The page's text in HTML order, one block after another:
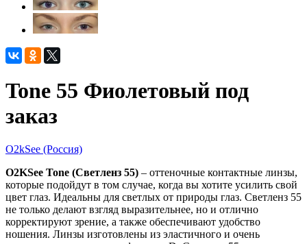
Tone 55 Фиолетовый под
заказ
O2kSee (Россия)
O2KSee Tone (Светленз 55) – оттеночные контактные линзы,
которые подойдут в том случае, когда вы хотите усилить свой
цвет глаз. Идеальны для светлых от природы глаз. Светленз 55
не только делают взгляд выразительнее, но и отлично
корректируют зрение, а также обеспечивают удобство
ношения. Линзы изготовлены из эластичного и очень